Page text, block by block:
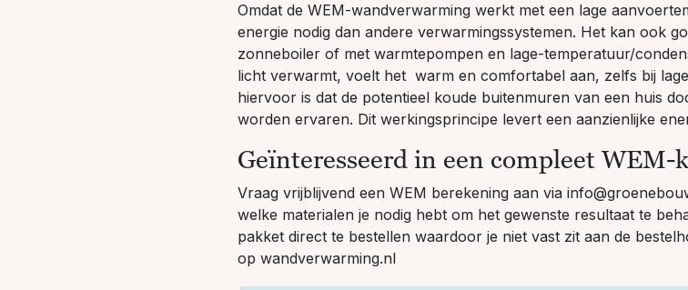
Omdat de WEM-wandverwarming werkt met een lage
energie nodig dan andere verwarmingssystemen. Het kan ook
zonneboiler of met warmtepompen en lage-temperatuur/
licht verwarmt, voelt het warm en comfortabel aan, zelfs bij
hiervoor is dat de potentieel koude buitenmuren van een huis
worden ervaren. Dit werkingsprincipe levert een aanzienlijke
Geïnteresseerd in een compleet WEM-
Vraag vrijblijvend een WEM berekening aan via
welke materialen je nodig hebt om het gewenste resultaat te
pakket direct te bestellen waardoor je niet vast zit aan de
op wandverwarming.nl